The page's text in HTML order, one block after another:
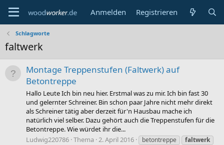
Anmelden Registrieren
Schlagworte
faltwerk
Montage Treppenstufen (Faltwerk) auf
Betontreppe
Hallo Leute Ich bin neu hier. Erstmal was zu mir. Ich bin fast 30
und gelernter Schreiner. Bin schon paar Jahre nicht mehr direkt
als Schreiner tätig aber derzeit für'n Hausbau mache ich
natürlich viel selber. Dazu gehört auch die Treppenstufen für die
Betontreppe. Wie würdet ihr die...
Ludwig220786 Thema 2. April 2016 betontreppe
faltwerk